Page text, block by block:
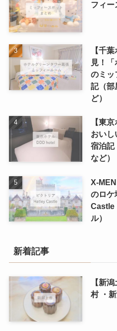
フィー
【千
見！
のミッ
記（部
ど）
【東
おい
宿泊記
など）
X-
のロケ
Castle
ル）
新着記事
【新
村 ・